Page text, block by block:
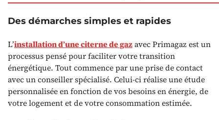
Des démarches simples et rapides
L’installation d’une citerne de gazavec Primagaz est un
processus pensé pour faciliter votre transition
énergétique. Tout commence par une prise de contact
avec un conseiller spécialisé. Celui-ci réalise une étude
personnalisée en fonction de vos besoins en énergie, de
votre logement et de votre consommation estimée.